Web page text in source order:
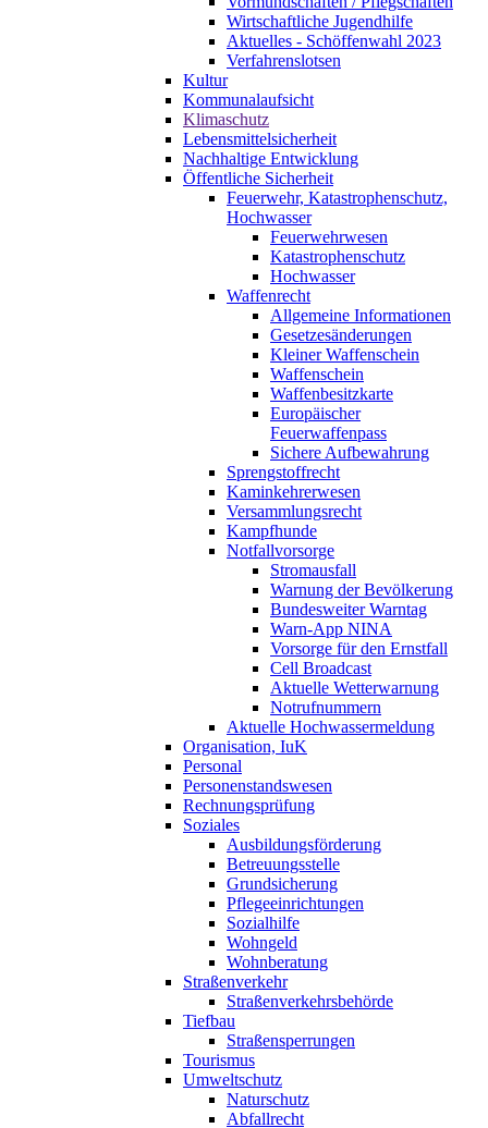
Wirtschaftliche Jugendhilfe
Aktuelles - Schöffenwahl 2023
Verfahrenslotsen
Kultur
Kommunalaufsicht
Klimaschutz
Lebensmittelsicherheit
Nachhaltige Entwicklung
Öffentliche Sicherheit
Feuerwehr, Katastrophenschutz,
Hochwasser
Feuerwehrwesen
Katastrophenschutz
Hochwasser
Waffenrecht
Allgemeine Informationen
Gesetzesänderungen
Kleiner Waffenschein
Waffenschein
Waffenbesitzkarte
Europäischer
Feuerwaffenpass
Sichere Aufbewahrung
Sprengstoffrecht
Kaminkehrerwesen
Versammlungsrecht
Kampfhunde
Notfallvorsorge
Stromausfall
Warnung der Bevölkerung
Bundesweiter Warntag
Warn-App NINA
Vorsorge für den Ernstfall
Cell Broadcast
Aktuelle Wetterwarnung
Notrufnummern
Aktuelle Hochwassermeldung
Organisation, IuK
Personal
Personenstandswesen
Rechnungsprüfung
Soziales
Ausbildungsförderung
Betreuungsstelle
Grundsicherung
Pflegeeinrichtungen
Sozialhilfe
Wohngeld
Wohnberatung
Straßenverkehr
Straßenverkehrsbehörde
Tiefbau
Straßensperrungen
Tourismus
Umweltschutz
Naturschutz
Abfallrecht